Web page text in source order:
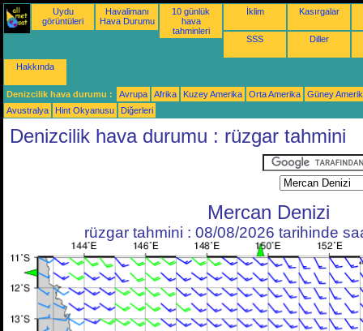
Uydu
görüntüleri
Havalimanı
Hava Durumu
10 günlük
hava
tahminleri
İklim Kasırgalar
SSS Diller
Hakkında
Denizcilik hava durumu : Avrupa Afrika Kuzey Amerika Orta Amerika
Güney
Avustralya
Hint Okyanusu Diğerleri
Denizcilik hava durumu : rüzgar tahmini
Mercan Denizi
rüzgar tahmini : 08/08/2026 tarihinde